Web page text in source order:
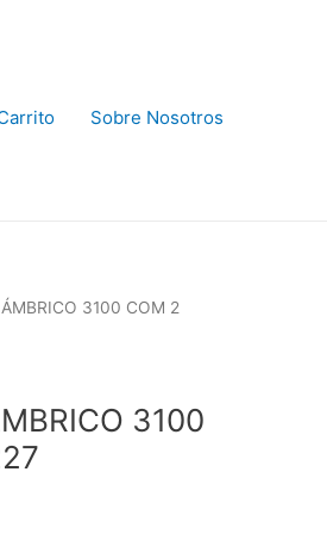
Sobre Nosotros
3100 COM 2
3100